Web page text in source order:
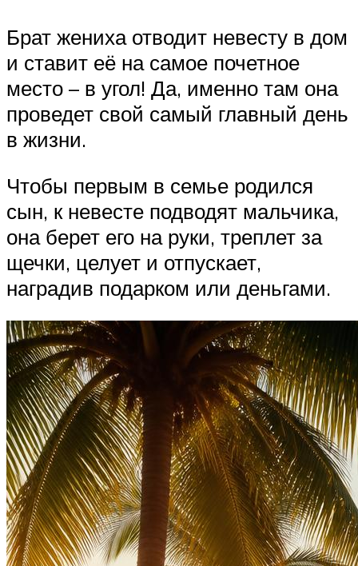
Брат жениха отводит невесту в дом
и ставит её на самое почетное
место – в угол! Да, именно там она
проведет свой самый главный день
в жизни.
Чтобы первым в семье родился
сын, к невесте подводят мальчика,
она берет его на руки, треплет за
щечки, целует и отпускает,
наградив подарком или деньгами.